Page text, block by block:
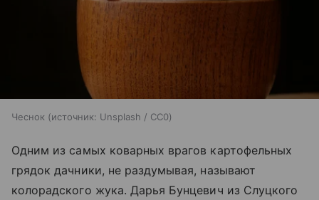
Чеснок источник: Unsplash / CC0
Одним из самых коварных врагов картофельных
грядок дачники, не раздумывая, называют
колорадского жука. Дарья Бунцевич из Слуцкого